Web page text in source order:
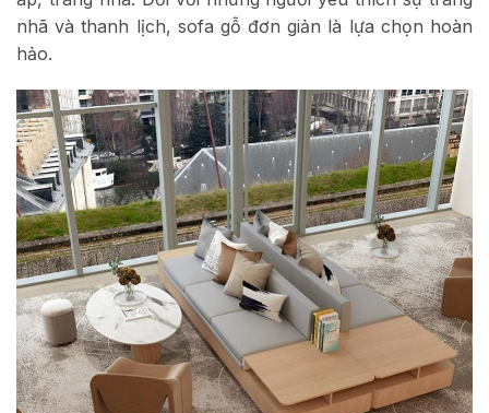
nhã và thanh lịch, sofa gỗ đơn giản là lựa chọn hoàn
hảo.